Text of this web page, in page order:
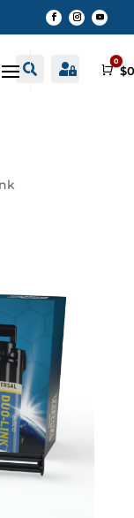
 Buscar
 Cuenta
0
$